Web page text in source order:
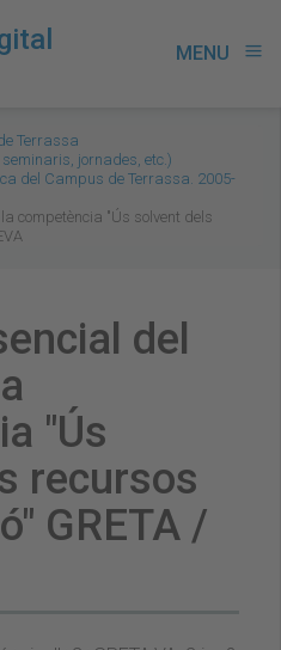
MENU menu
Terrassa
jornades, etc.)
del Campus de Terrassa. 2005-
competència "Ús solvent dels
del
"Ús
recursos
GRETA /